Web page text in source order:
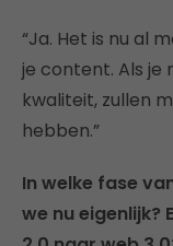
“Ja. Het is nu al
je content. Als je
kwaliteit, zullen
hebben.”
In welke fase
we nu eigenlijk?